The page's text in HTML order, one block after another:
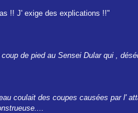
!! J' exige des explications !!"
de pied au Sensei Dular qui ,
coulait des coupes causées par l'